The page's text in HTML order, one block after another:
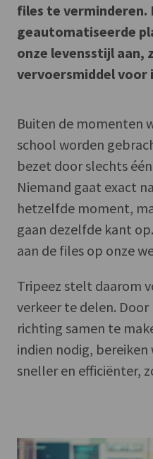
files te verminderen.
geautomatiseerde
onze levensstijl aan,
vervoersmiddel voor
Buiten de momenten
school worden
bezet door slechts
Niemand gaat exact
hetzelfde moment,
gaan dezelfde kant
aan de files op onze
Tripeez stelt daarom
verkeer te delen.
richting samen te
indien nodig,
sneller en efficiënter,